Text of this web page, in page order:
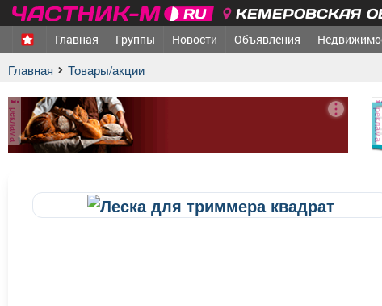
КЕМЕРОВСКАЯ
Главная Группы Новости Объявления
Главная Товары/акции
реклама